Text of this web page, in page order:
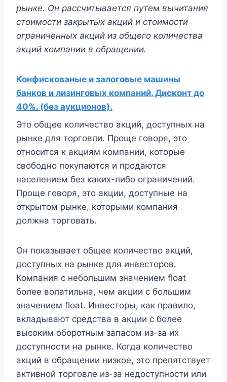
рынке. Он рассчитывается путем вычитания
стоимости закрытых акций и стоимости
ограниченных акций из общего количества
акций компании в обращении.
Конфискованые и залоговые машины
банков и лизинговых компаний. Дисконт до
40%. (без аукционов).
Это общее количество акций, доступных на
рынке для торговли. Проще говоря, это
относится к акциям компании, которые
свободно покупаются и продаются
населением без каких-либо ограничений.
Проще говоря, это акции, доступные на
открытом рынке, которыми компания
должна торговать.
Он показывает общее количество акций,
доступных на рынке для инвесторов.
Компания с небольшим значением float
более волатильна, чем акции с большим
значением float. Инвесторы, как правило,
вкладывают средства в акции с более
высоким оборотным запасом из-за их
доступности на рынке. Когда количество
акций в обращении низкое, это препятствует
активной торговле из-за недоступности или